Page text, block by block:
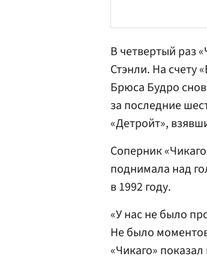
В четвертый раз
Стэнли. На счету
Брюса Будро
за последние
«Детройт»,
Соперник
поднимала над
в 1992 году.
«У нас не было
Не было
«Чикаго»